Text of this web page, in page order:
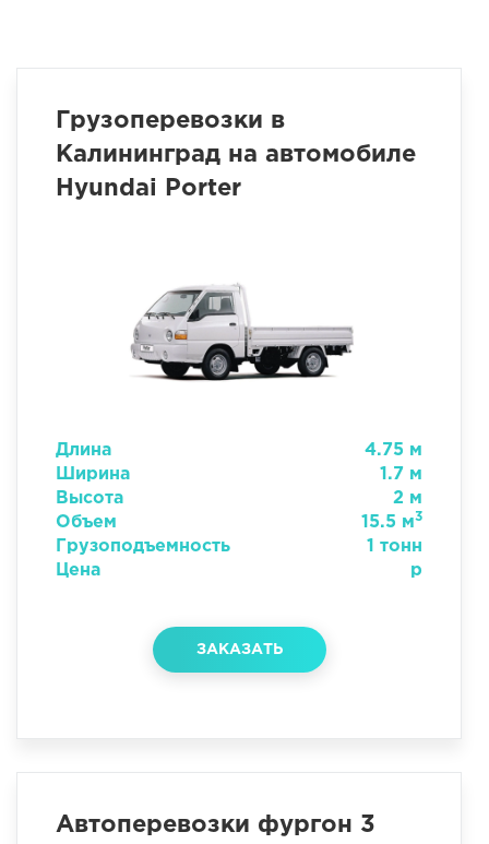
Грузоперевозки в
Калининград на автомобиле
Hyundai Porter
Длина
4.75 м
Ширина
1.7 м
Высота
2 м
Объем
15.5 м3
Грузоподъемность
1 тонн
Цена
р
ЗАКАЗАТЬ
Автоперевозки фургон 3